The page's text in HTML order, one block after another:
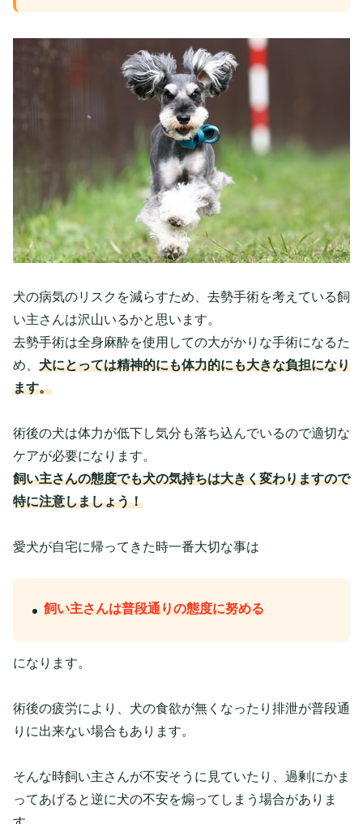
犬の病気のリスクを減らすため、去勢手術を考えている飼
い主さんは沢山いるかと思います。
去勢手術は全身麻酔を使用しての大がかりな手術になるた
め、 犬にとっては精神的にも体力的にも大きな負担になり
ます。
術後の犬は体力が低下し気分も落ち込んでいるので適切な
ケアが必要になります。
飼い主さんの態度でも犬の気持ちは大きく変わりますので
特に注意しましょう！
愛犬が自宅に帰ってきた時一番大切な事は
飼い主さんは普段通りの態度に努める
になります。
術後の疲労により、犬の食欲が無くなったり排泄が普段通
りに出来ない場合もあります。
そんな時飼い主さんが不安そうに見ていたり、過剰にかま
ってあげると逆に犬の不安を煽ってしまう場合がありま